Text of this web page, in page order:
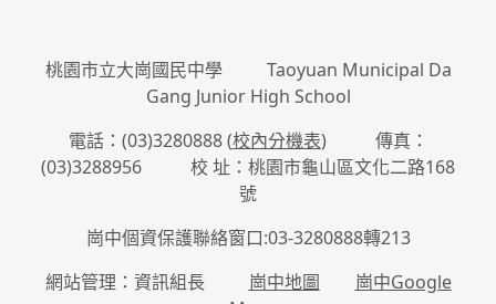
桃園市立大崗國民中學 Taoyuan Municipal Da
Gang Junior High School
電話：(03)3280888 (校內分機表) 傳真：
(03)3288956 校 址：桃園市龜山區文化二路168
號
崗中個資保護聯絡窗口:03-3280888轉213
網站管理：資訊組長 崗中地圖
崗中Google